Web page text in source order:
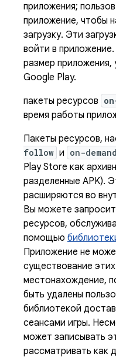
приложения;
приложение, чтобы
загрузку. Эти
войти в
размер приложения,
Google Play.
пакеты ресурсов
время работы
Пакеты ресурсов,
follow и on-demand
Play Store как
разделенные APK).
расширяются во
Вы можете
ресурсов,
помощью
Приложение не
существование
местонахождение,
быть удалены
библиотекой
сеансами игры.
может записывать
рассматривать как